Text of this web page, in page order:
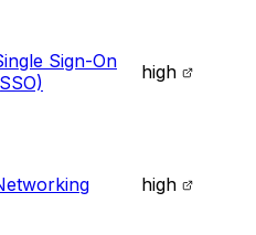
Sign-On
high
high